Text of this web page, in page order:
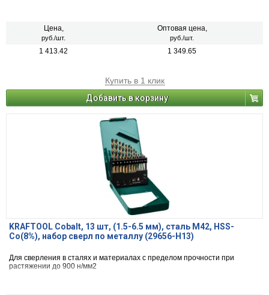
Цена,
руб./шт.
Оптовая цена,
руб./шт.
1 413.42 1 349.65
Купить в 1 клик
Добавить в корзину
KRAFTOOL Cobalt, 13 шт, (1.5-6.5 мм), сталь М42, HSS-
Co(8%), набор сверл по металлу (29656-H13)
Для сверления в сталях и материалах с пределом прочности при
растяжении до 900 н/мм2